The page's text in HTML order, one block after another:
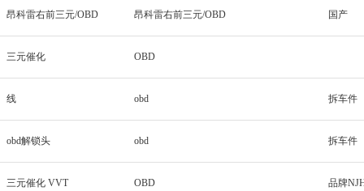
昂科雷右前三元/OBD 昂科雷右前三元/OBD 国产
三元催化 OBD
线 obd 拆车件
obd解锁头 obd 拆车件
三元催化 VVT OBD 品牌